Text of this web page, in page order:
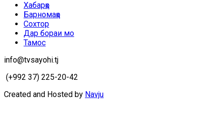
Хабарҳо
Барномаҳо
Сохтор
Дар бораи мо
Тамос
info@tvsayohi.tj
(+992 37) 225-20-42
Created and Hosted by Navju